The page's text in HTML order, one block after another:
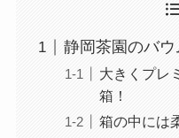
静岡茶園のバ
大きくプレ
箱！
箱の中には